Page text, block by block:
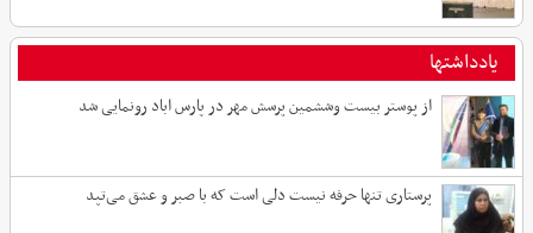
یادداشتها
از پوستر بیست وششمین پرسش مهر در پارس اباد رونمایی شد
پرستاری تنها حرفه نیست دلی است که با صبر و عشق می‌تپد